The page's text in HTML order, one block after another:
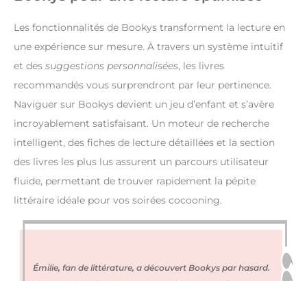
Les fonctionnalités de Bookys transforment la lecture en
une expérience sur mesure. À travers un système intuitif
et des suggestions personnalisées, les livres
recommandés vous surprendront par leur pertinence.
Naviguer sur Bookys devient un jeu d’enfant et s’avère
incroyablement satisfaisant. Un moteur de recherche
intelligent, des fiches de lecture détaillées et la section
des livres les plus lus assurent un parcours utilisateur
fluide, permettant de trouver rapidement la pépite
littéraire idéale pour vos soirées cocooning.
Émilie, fan de littérature, a découvert Bookys par hasard.